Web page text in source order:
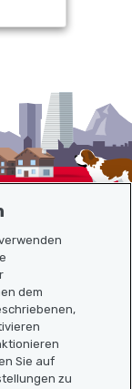
dem
Sie auf
zu